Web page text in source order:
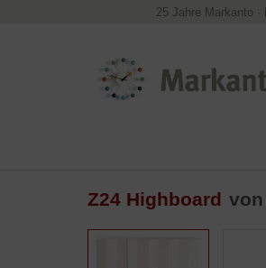
25 Jahre Markanto ·
Z24 Highboard von